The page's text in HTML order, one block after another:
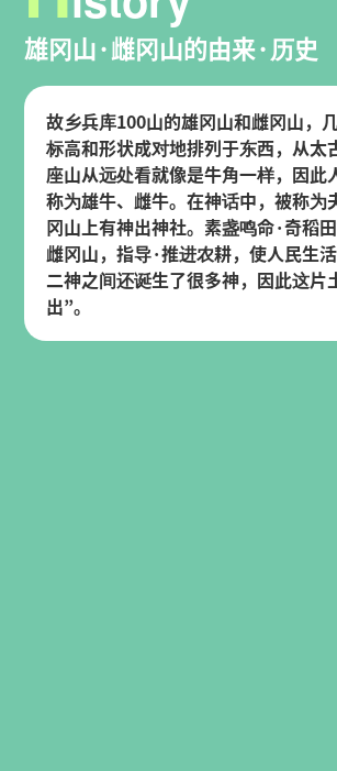
雄冈山·雌冈山的由来·历史
故乡兵库100山的雄冈山和雌冈山，
标高和形状成对地排列于东西，从太
座山从远处看就像是牛角一样，因此
称为雄牛、雌牛。在神话中，被称为
冈山上有神出神社。素盏鸣命·奇稻
雌冈山，指导·推进农耕，使人民生
二神之间还诞生了很多神，因此这片
出”。